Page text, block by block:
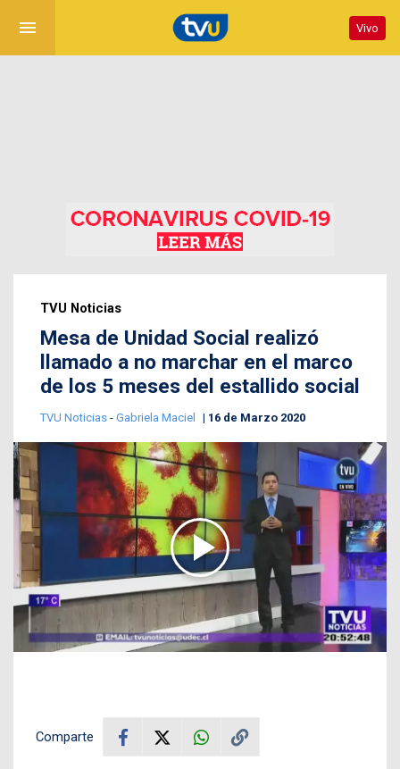
menu Vivo
TVU Noticias
Mesa de Unidad Social realizó
llamado a no marchar en el marco
de los 5 meses del estallido social
TVU Noticias - Gabriela Maciel 16 de Marzo 2020
Comparte